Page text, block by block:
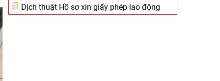
Dịch thuật Hồ sơ xin giấy phép lao động